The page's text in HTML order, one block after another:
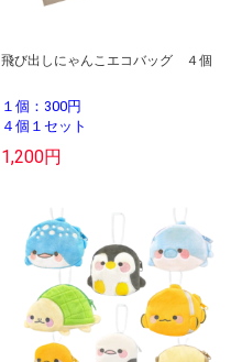
飛び出しにゃんこエコバッグ ４個
１個：300円
４個１セット
1,200円